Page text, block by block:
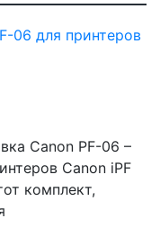
Canon PF-06 –
Canon iPF
комплект,